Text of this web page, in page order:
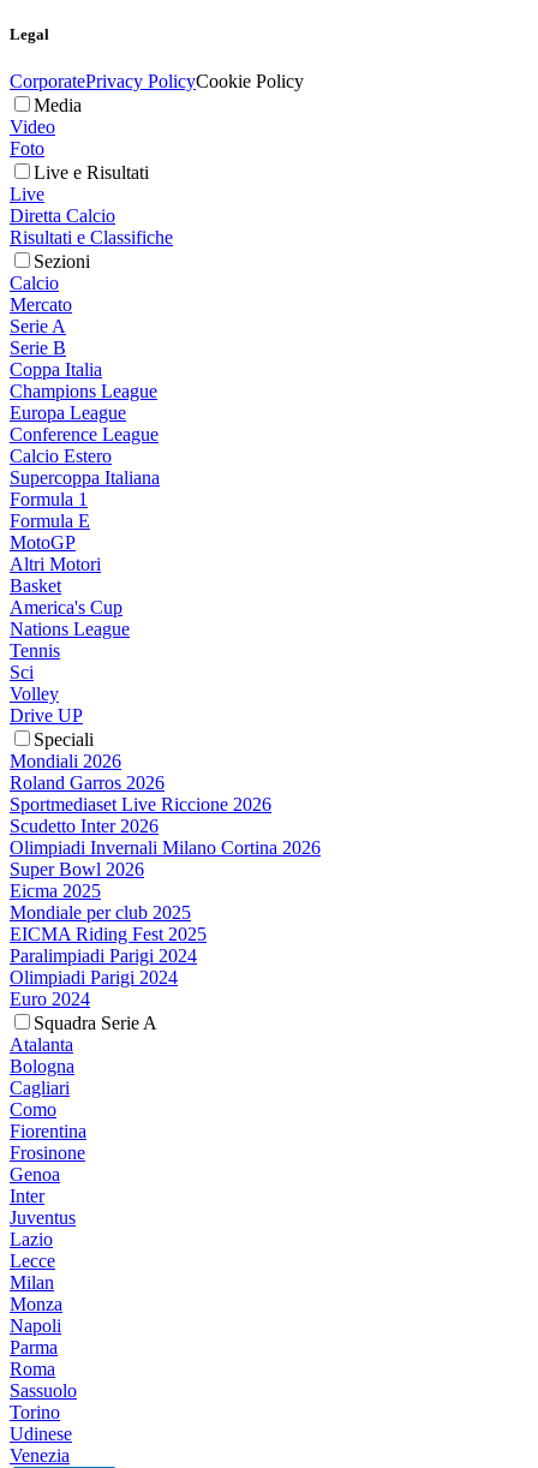
Legal
CorporatePrivacy PolicyCookie Policy
Media
Video
Foto
Live e Risultati
Live
Diretta Calcio
Risultati e Classifiche
Sezioni
Calcio
Mercato
Serie A
Serie B
Coppa Italia
Champions League
Europa League
Conference League
Calcio Estero
Supercoppa Italiana
Formula 1
Formula E
MotoGP
Altri Motori
Basket
America's Cup
Nations League
Tennis
Sci
Volley
Drive UP
Speciali
Mondiali 2026
Roland Garros 2026
Sportmediaset Live Riccione 2026
Scudetto Inter 2026
Olimpiadi Invernali Milano Cortina 2026
Super Bowl 2026
Eicma 2025
Mondiale per club 2025
EICMA Riding Fest 2025
Paralimpiadi Parigi 2024
Olimpiadi Parigi 2024
Euro 2024
Squadra Serie A
Atalanta
Bologna
Cagliari
Como
Fiorentina
Frosinone
Genoa
Inter
Juventus
Lazio
Lecce
Milan
Monza
Napoli
Parma
Roma
Sassuolo
Torino
Udinese
Venezia